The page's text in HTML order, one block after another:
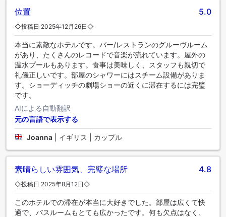
しょう。長い一日の終わりには、スパ施設でおくつろぎくだ
さい。滞在中、少なくとも一度は当宿泊施設のプールをお楽
しみください。 運動をさぼりたくない人は、当宿泊施設のフ
ィットネスセンターを訪れることで、活力と健康を維持する
ことができるでしょう。
位置 5.0
◇投稿日 2025年12月26日◇
本当に素敵なホテルです。バー/レストランのグルーヴルーム
があり、たくさんのレコードで音楽が流れています。屋外の
温水プールもあります。食事は美味しく、スタッフも親切で
礼儀正しいです。部屋のシャワーにはスチーム設備がありま
す。ショーディッチの劇場ショーの近くに滞在するには完璧
です。
AIによる自動翻訳
元の言語で表示する
Joanna イギリス | カップル
素晴らしい雰囲気、完璧な場所 4.8
◇投稿日 2025年8月12日◇
このホテルでの滞在が本当に大好きでした。部屋は広くて快
適で、バスルームもとても広かったです。何も欠点はなく、